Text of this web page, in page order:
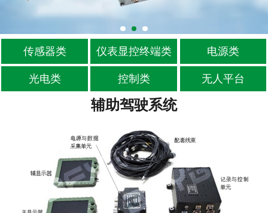
- 液位报警开关
- 位移传感器
- 油液传感器
-
仪表显控终端类
电源类
传感器类 仪表显控终端类 电源类
光电类 控制类 无人平台
辅助驾驶系统